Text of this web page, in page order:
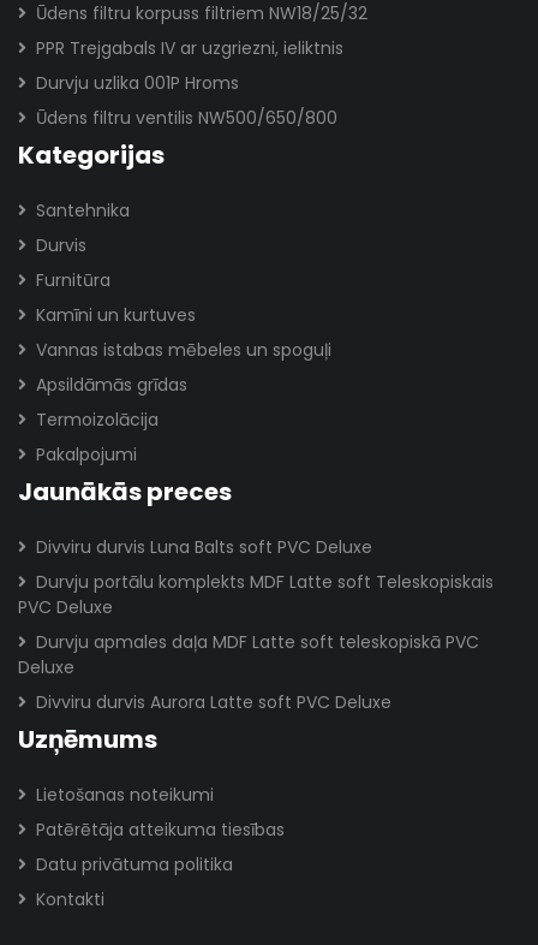
Ūdens filtru korpuss filtriem NW18/25/32
PPR Trejgabals IV ar uzgriezni, ieliktnis
Durvju uzlika 001P Hroms
Ūdens filtru ventilis NW500/650/800
Kategorijas
Santehnika
Durvis
Furnitūra
Kamīni un kurtuves
Vannas istabas mēbeles un spoguļi
Apsildāmās grīdas
Termoizolācija
Pakalpojumi
Jaunākās preces
Divviru durvis Luna Balts soft PVC Deluxe
Durvju portālu komplekts MDF Latte soft Teleskopiskais
PVC Deluxe
Durvju apmales daļa MDF Latte soft teleskopiskā PVC
Deluxe
Divviru durvis Aurora Latte soft PVC Deluxe
Uzņēmums
Lietošanas noteikumi
Patērētāja atteikuma tiesības
Datu privātuma politika
Kontakti